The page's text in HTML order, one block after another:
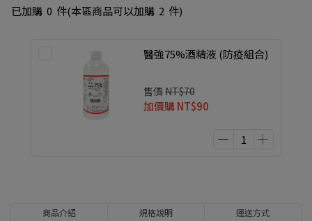
已加購 0 件(本區商品可以加購 2 件)
醫強75%酒精液 (防疫組合)
售價 NT$70
加價購NT$90
商品介紹 規格說明 運送方式